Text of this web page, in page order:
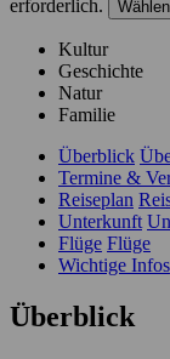
erforderlich.
Kultur
Geschichte
Natur
Familie
Überblick
Termine &
Reiseplan
Unterkunft
Flüge Flüge
Wichtige Infos
Überblick